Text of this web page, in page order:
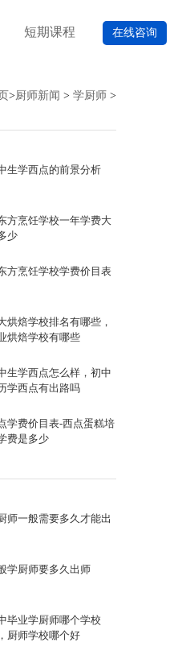
短期课程 在线咨询
>厨师新闻 > 学厨师 >
生学西点的前景分析
方烹饪学校一年学费大
少
方烹饪学校学费价目表
烘焙学校排名有哪些，
烘焙学校有哪些
生学西点怎么样，初中
学西点有出路吗
学费价目表-西点蛋糕培
费是多少
师一般需要多久才能出
学厨师要多久出师
毕业学厨师哪个学校
厨师学校哪个好